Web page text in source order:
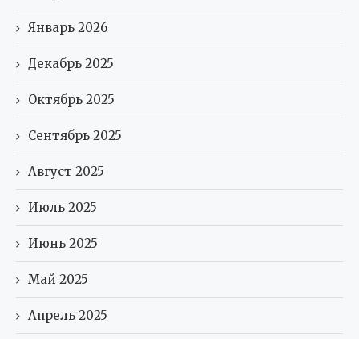
Январь 2026
Декабрь 2025
Октябрь 2025
Сентябрь 2025
Август 2025
Июль 2025
Июнь 2025
Май 2025
Апрель 2025